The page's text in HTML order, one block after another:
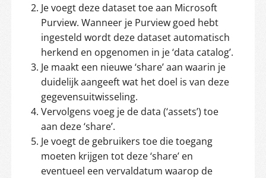
Je voegt deze dataset toe aan Microsoft
Purview. Wanneer je Purview goed hebt
ingesteld wordt deze dataset automatisch
herkend en opgenomen in je ‘data catalog’.
Je maakt een nieuwe ‘share’ aan waarin je
duidelijk aangeeft wat het doel is van deze
gegevensuitwisseling.
Vervolgens voeg je de data (‘assets’) toe
aan deze ‘share’.
Je voegt de gebruikers toe die toegang
moeten krijgen tot deze ‘share’ en
eventueel een vervaldatum waarop de